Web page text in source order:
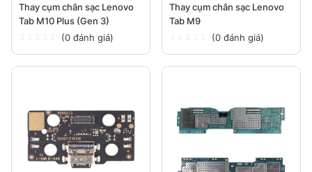
Thay cụm chân sạc Lenovo
Tab M10 Plus (Gen 3)
(0 đánh giá)
Thay cụm chân sạc Lenovo
Tab M9
(0 đánh giá)